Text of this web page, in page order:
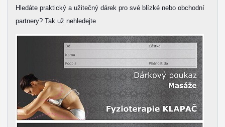
Hledáte praktický a užitečný dárek pro své blízké nebo obchodní
partnery? Tak už nehledejte